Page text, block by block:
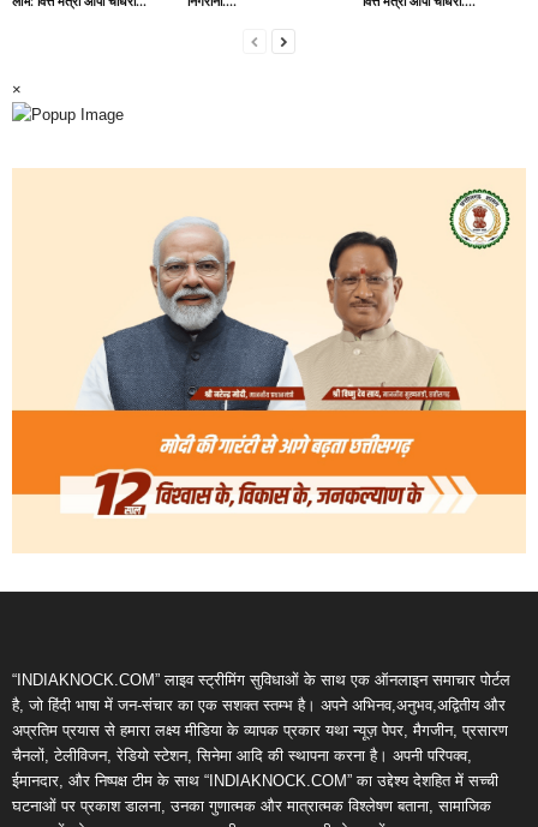
×
“INDIAKNOCK.COM” लाइव स्ट्रीमिंग सुविधाओं के साथ एक ऑनलाइन समाचार पोर्टल
है, जो हिंदी भाषा में जन-संचार का एक सशक्त स्तम्भ है। अपने अभिनव,अनुभव,अद्वितीय और
अप्रतिम प्रयास से हमारा लक्ष्य मीडिया के व्यापक प्रकार यथा न्यूज़ पेपर, मैगजीन, प्रसारण
चैनलों, टेलीविजन, रेडियो स्टेशन, सिनेमा आदि की स्थापना करना है। अपनी परिपक्व,
ईमानदार, और निष्पक्ष टीम के साथ “INDIAKNOCK.COM” का उद्देश्य देशहित में सच्ची
घटनाओं पर प्रकाश डालना, उनका गुणात्मक और मात्रात्मक विश्लेषण बताना, सामाजिक